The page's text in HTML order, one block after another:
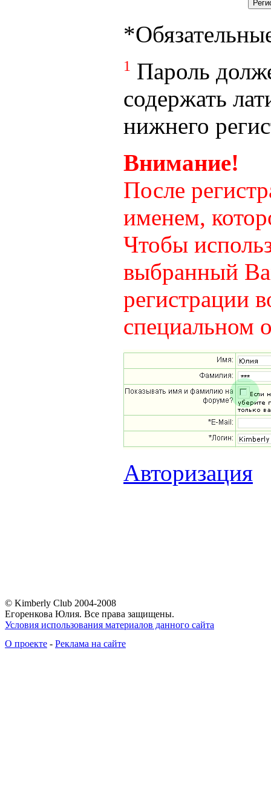
*
1 Пароль
содержать
нижнего
Внимание!
После
именем,
Чтобы
выбранный
регистрации
специальном
Авторизация
© Kimberly Club 2004-2008
Егоренкова Юлия. Все права защищены.
Условия использования материалов данного сайта
О проекте - Реклама на сайте